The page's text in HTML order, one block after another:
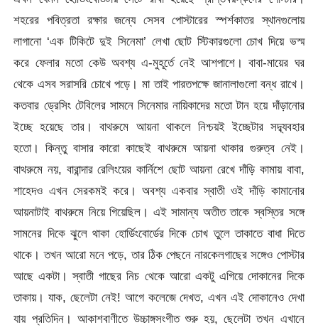
শহরের পবিত্রতা রক্ষার জন্যে সেসব পোস্টারের স্পর্শকাতর স্থানগুলোয়
লাগানো ‘এক টিকিটে দুই সিনেমা’ লেখা ছোট স্টিকারগুলো চোখ দিয়ে ভস্ম
করে ফেলার মতো কেউ অবশ্য এ-মুহূর্তে নেই আশপাশে। বাবা-মায়ের ঘর
থেকে এসব সরাসরি চোখে পড়ে। মা তাই পারতপক্ষে জানালাগুলো বন্ধ রাখে।
কতবার ড্রেসিং টেবিলের সামনে সিনেমার নায়িকাদের মতো টান হয়ে দাঁড়ানোর
ইচ্ছে হয়েছে তার। বাথরুমে আয়না থাকলে নিশ্চয়ই ইচ্ছেটার সদ্ব্যবহার
হতো। কিন্তু বাসার কারো কাছেই বাথরুমে আয়না থাকার গুরুত্ব নেই।
বাথরুমে নয়, বারান্দার রেলিংয়ের কার্নিশে ছোট আয়না রেখে দাঁড়ি কামায় বাবা,
শাহেদও এখন সেরকমই করে। অবশ্য একবার স্বাতী ওই দাঁড়ি কামানোর
আয়নাটাই বাথরুমে নিয়ে গিয়েছিল। এই সামান্য অতীত তাকে স্বস্তির সঙ্গে
সামনের দিকে ঝুলে থাকা হোর্ডিংবোর্ডের দিকে চোখ তুলে তাকাতে বাধা দিতে
থাকে। তখন আরো মনে পড়ে, তার ঠিক পেছনে নারকেলগাছের সঙ্গেও পোস্টার
আছে একটা। স্বাতী গাছের নিচ থেকে আরো একটু এগিয়ে দোকানের দিকে
তাকায়। যাক, ছেলেটা নেই! আগে কলেজে দেখত, এখন এই দোকানেও দেখা
যায় প্রতিদিন। আকাশবাণীতে উচ্চাঙ্গসংগীত শুরু হয়, ছেলেটা তখন এখানে